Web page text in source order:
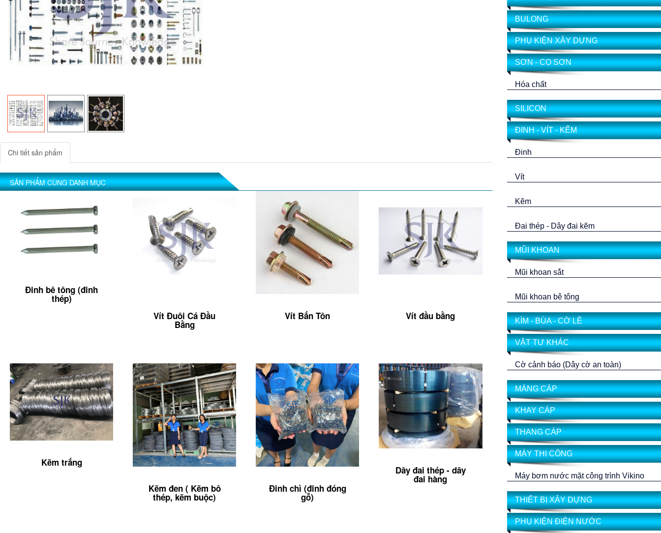
Chi tiết sản phẩm
SẢN PHẨM CÙNG DANH MỤC
Đinh bê tông (đinh
thép)
Vít Đuôi Cá Đầu
Bằng
Vít Bắn Tôn Vít đầu bằng
Kẽm trắng
Kẽm đen ( Kẽm bô
thép, kẽm buộc)
Đinh chì (đinh đóng
gỗ)
Dây đai thép - dây
đai hàng
BULONG
PHỤ KIỆN XÂY DỰNG
SƠN - CỌ SƠN
Hóa chất
SILICON
ĐINH - VÍT - KẼM
Đinh
Vít
Kẽm
Đai thép - Dây đai kẽm
MŨI KHOAN
Mũi khoan sắt
Mũi khoan bê tông
KÌM - BÚA - CỜ LÊ
VẬT TƯ KHÁC
Cờ cảnh báo (Dây cờ an toàn)
MÁNG CÁP
KHAY CÁP
THANG CÁP
MÁY THI CÔNG
Máy bơm nước mặt công trình Vikino
THIẾT BỊ XÂY DỰNG
PHỤ KIỆN ĐIỆN NƯỚC